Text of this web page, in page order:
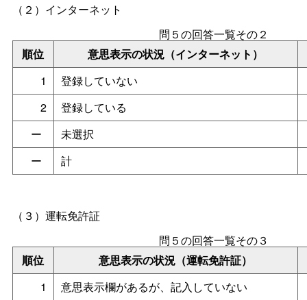
（２）インターネット
順位 意思表示の状況（インターネット）
問５の回答一覧その２
1
登録していない
2
登録している
ー
未選択
ー
計
（３）運転免許証
順位 意思表示の状況（運転免許証）
問５の回答一覧その３
1
意思表示欄があるが、記入していない